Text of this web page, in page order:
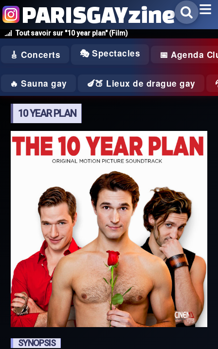
Tout savoir sur "10 year plan" (Film)
PARISGAYzine
🎸 Concerts 🎭 Spectacles 📅 Agenda
🔥 Sauna gay 🍆🍑 Lieux de drague gay
10 YEAR PLAN
SYNOPSIS